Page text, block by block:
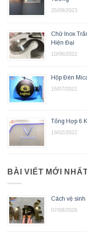
25/09/2023
Chữ Inox
Hiện Đại
10/06/2022
Hộp Đèn
15/07/2021
Tổng Hợp 6
19/02/2022
BÀI VIẾT MỚI
Cách vệ
07/08/2026